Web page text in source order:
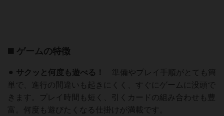
◼️ ゲームの特徴
⚫︎ サクッと何度も遊べる！
準備やプレイ手順がとても簡
単で、進行の間違いも起きにくく、すぐにゲームに没頭で
きます。プレイ時間も短く、引くカードの組み合わせも豊
富。何度も遊びたくなる仕掛けが満載です。